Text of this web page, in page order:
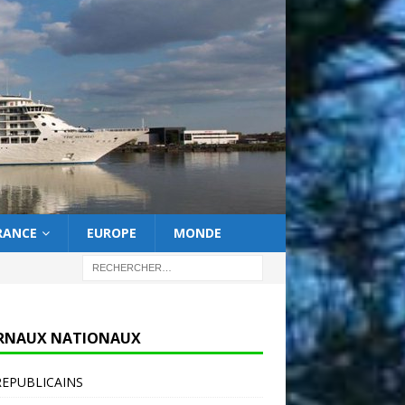
EUROPE MONDE
NATIONAUX